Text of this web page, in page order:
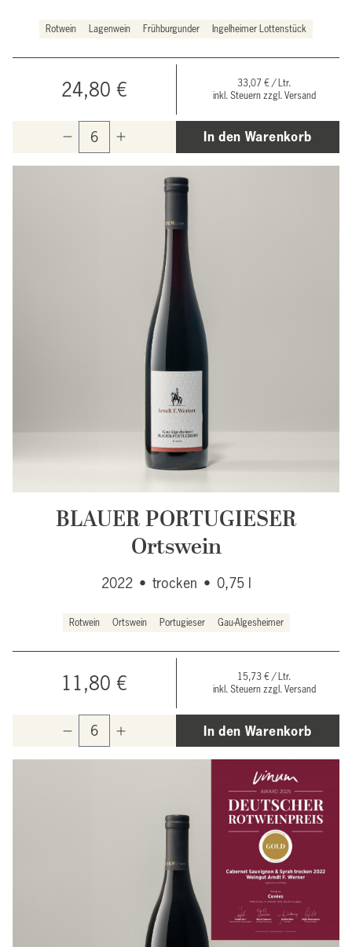
Rotwein Lagenwein Frühburgunder Ingelheimer Lottenstück
24,80 €
33,07 € / Ltr.
inkl. Steuern zzgl. Versand
In den Warenkorb
BLAUER PORTUGIESER
Ortswein
2022 • trocken • 0,75 l
Rotwein Ortswein Portugieser Gau-Algesheimer
11,80 €
15,73 € / Ltr.
inkl. Steuern zzgl. Versand
In den Warenkorb